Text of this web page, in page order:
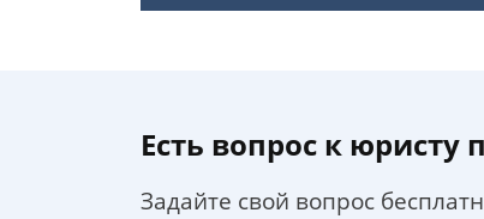
Есть вопрос к юристу
Задайте свой вопрос